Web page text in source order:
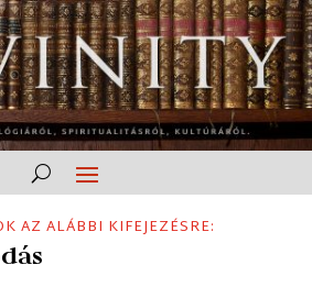
AZ ALÁBBI KIFEJEZÉSRE: